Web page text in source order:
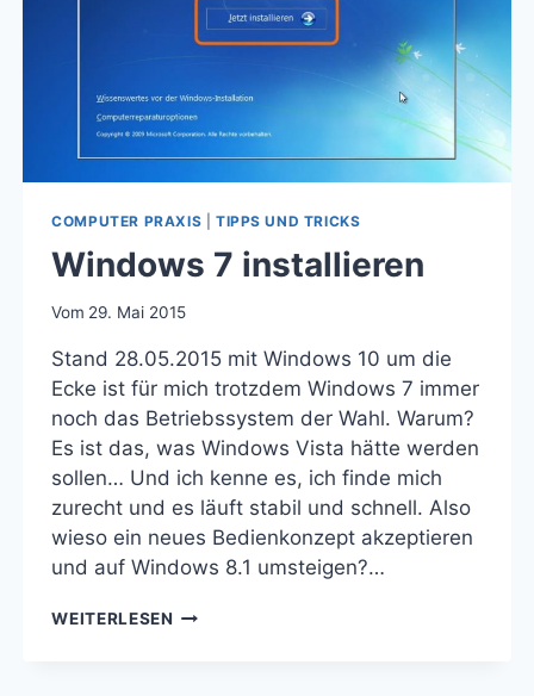
COMPUTER PRAXIS TIPPS UND TRICKS
Windows 7 installieren
Vom 29. Mai 2015
Stand 28.05.2015 mit Windows 10 um die
Ecke ist für mich trotzdem Windows 7 immer
noch das Betriebssystem der Wahl. Warum?
Es ist das, was Windows Vista hätte werden
sollen… Und ich kenne es, ich finde mich
zurecht und es läuft stabil und schnell. Also
wieso ein neues Bedienkonzept akzeptieren
und auf Windows 8.1 umsteigen?…
WEITERLESEN WINDOWS